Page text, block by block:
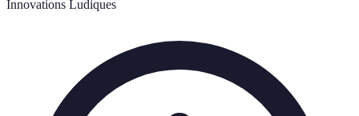
Innovations Ludiques